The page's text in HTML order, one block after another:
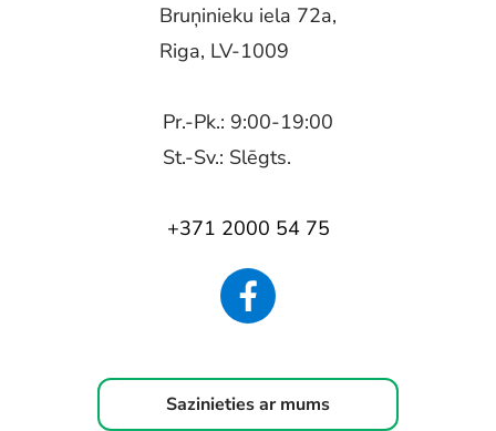
Bruņinieku iela 72a,
Riga, LV-1009
Pr.-Pk.: 9:00-19:00
St.-Sv.: Slēgts.
+371 2000 54 75
Sazinieties ar mums